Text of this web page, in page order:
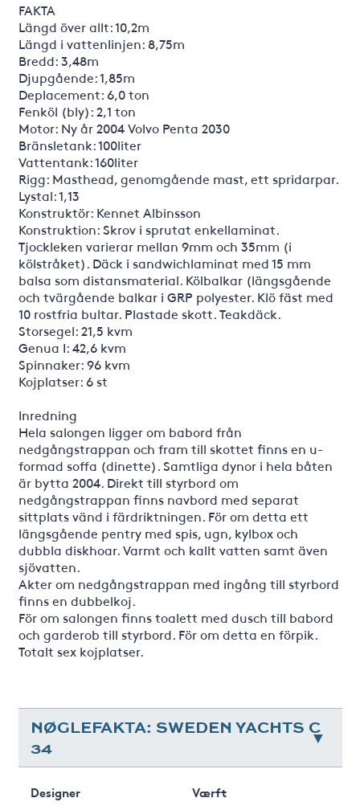
FAKTA
Längd över allt: 10,2m
Längd i vattenlinjen: 8,75m
Bredd: 3,48m
Djupgående: 1,85m
Deplacement: 6,0 ton
Fenköl (bly): 2,1 ton
Motor: Ny år 2004 Volvo Penta 2030
Bränsletank: 100liter
Vattentank: 160liter
Rigg: Masthead, genomgående mast, ett spridarpar.
Lystal: 1,13
Konstruktör: Kennet Albinsson
Konstruktion: Skrov i sprutat enkellaminat.
Tjockleken varierar mellan 9mm och 35mm (i
kölstråket). Däck i sandwichlaminat med 15 mm
balsa som distansmaterial. Kölbalkar (längsgående
och tvärgående balkar i GRP polyester. Klö fäst med
10 rostfria bultar. Plastade skott. Teakdäck.
Storsegel: 21,5 kvm
Genua I: 42,6 kvm
Spinnaker: 96 kvm
Kojplatser: 6 st
Inredning
Hela salongen ligger om babord från
nedgångstrappan och fram till skottet finns en u-
formad soffa (dinette). Samtliga dynor i hela båten
är bytta 2004. Direkt till styrbord om
nedgångstrappan finns navbord med separat
sittplats vänd i färdriktningen. För om detta ett
längsgående pentry med spis, ugn, kylbox och
dubbla diskhoar. Varmt och kallt vatten samt även
sjövatten.
Akter om nedgångstrappan med ingång till styrbord
finns en dubbelkoj.
För om salongen finns toalett med dusch till babord
och garderob till styrbord. För om detta en förpik.
Totalt sex kojplatser.
NØGLEFAKTA: SWEDEN YACHTS C
34
Designer
Værft